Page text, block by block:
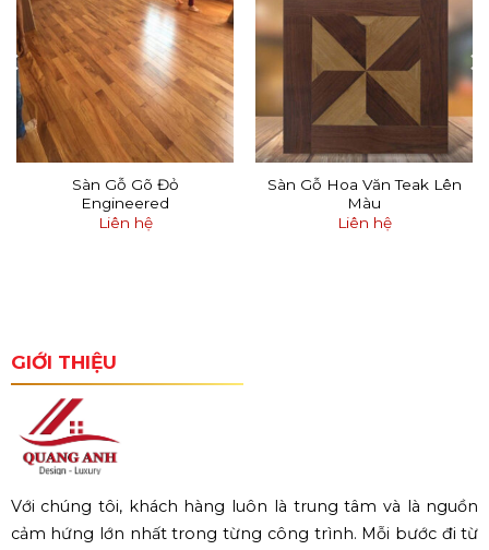
Sàn Gỗ Gõ Đỏ
Engineered
Liên hệ
Sàn Gỗ Hoa Văn Teak Lên
Màu
Liên hệ
GIỚI THIỆU
Với chúng tôi, khách hàng luôn là trung tâm và là nguồn
cảm hứng lớn nhất trong từng công trình. Mỗi bước đi từ